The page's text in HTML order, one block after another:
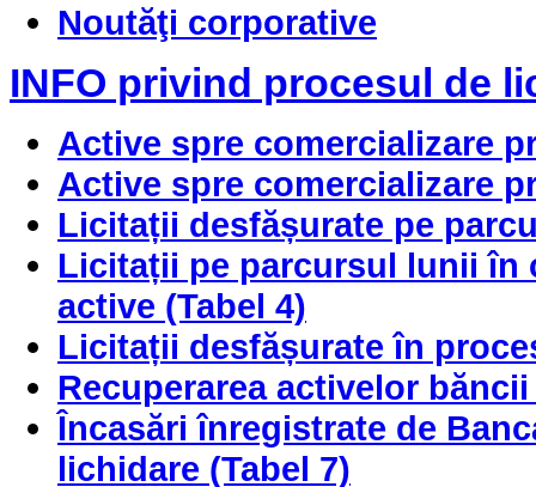
Noutăţi corporative
INFO privind procesul de
Active spre comercializare
Active spre comercializare
Licitații desfășurate pe
Licitații pe parcursul lunii în
active (Tabel 4)
Licitații desfășurate în
Recuperarea activelor
Încasări înregistrate de
lichidare (Tabel 7)